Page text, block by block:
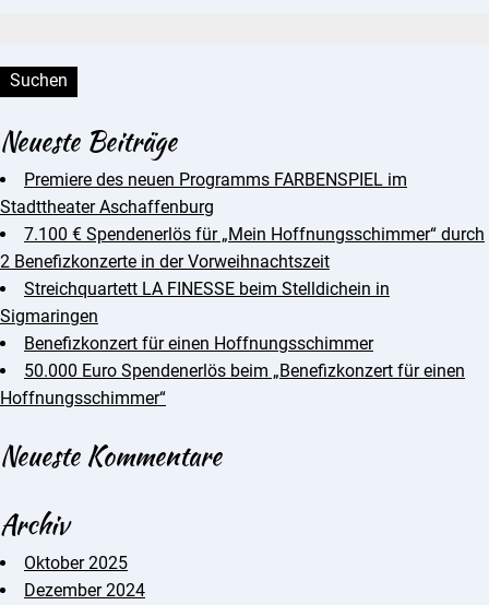
Neueste Beiträge
Premiere des neuen Programms FARBENSPIEL im
Stadttheater Aschaffenburg
7.100 € Spendenerlös für „Mein Hoffnungsschimmer“ durch
2 Benefizkonzerte in der Vorweihnachtszeit
Streichquartett LA FINESSE beim Stelldichein in
Sigmaringen
Benefizkonzert für einen Hoffnungsschimmer
50.000 Euro Spendenerlös beim „Benefizkonzert für einen
Hoffnungsschimmer“
Neueste Kommentare
Archiv
Oktober 2025
Dezember 2024